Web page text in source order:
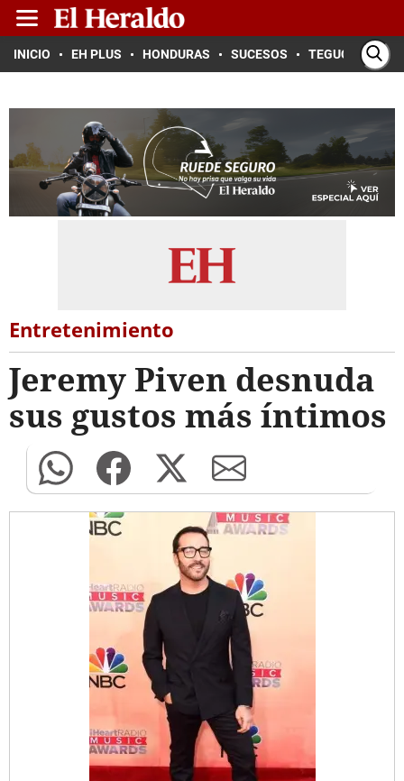
INICIO EH PLUS HONDURAS SUCESOS TEGUCIGALPA
Entretenimiento
Jeremy Piven desnuda
sus gustos más íntimos